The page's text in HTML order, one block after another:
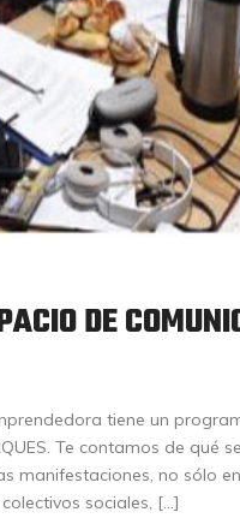
DE
tiene un
Te contamos de qué
manifestaciones, no sólo
sociales, […]